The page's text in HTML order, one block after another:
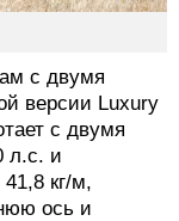
с двумя
версии Luxury
с двумя
л.с. и
кг/м,
ось и